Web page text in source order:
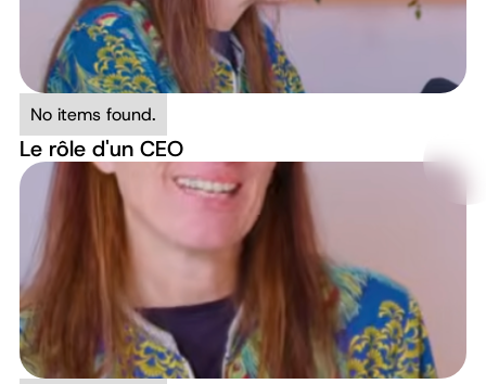
No items found.
Le rôle d'un CEO